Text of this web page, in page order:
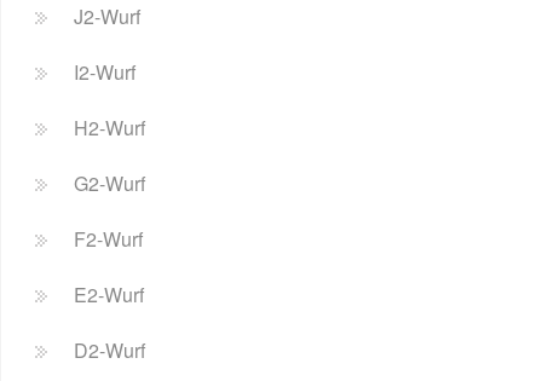
J2-Wurf
I2-Wurf
H2-Wurf
G2-Wurf
F2-Wurf
E2-Wurf
D2-Wurf